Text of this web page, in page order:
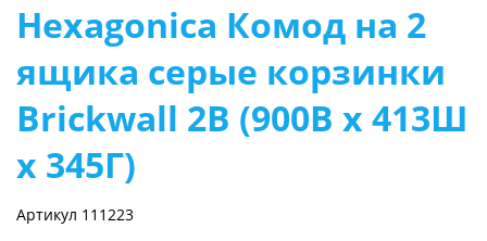
Hexagonica Комод на 2
ящика серые корзинки
Brickwall 2В (900В х 413Ш
х 345Г)
Артикул 111223